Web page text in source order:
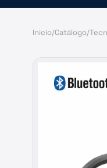
Inicio/Catálogo/